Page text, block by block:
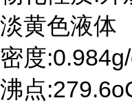
淡黄色液体
密度
沸点